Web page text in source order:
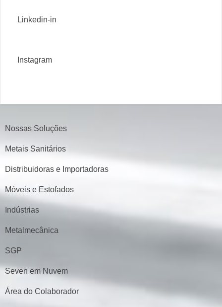
Linkedin-in
Instagram
Nossas Soluções
Metais Sanitários
Distribuidoras e Importadoras
Móveis e Estofados
Indústrias
Metalmecânica
SGP
Seven em Nuvem
Área do Colaborador